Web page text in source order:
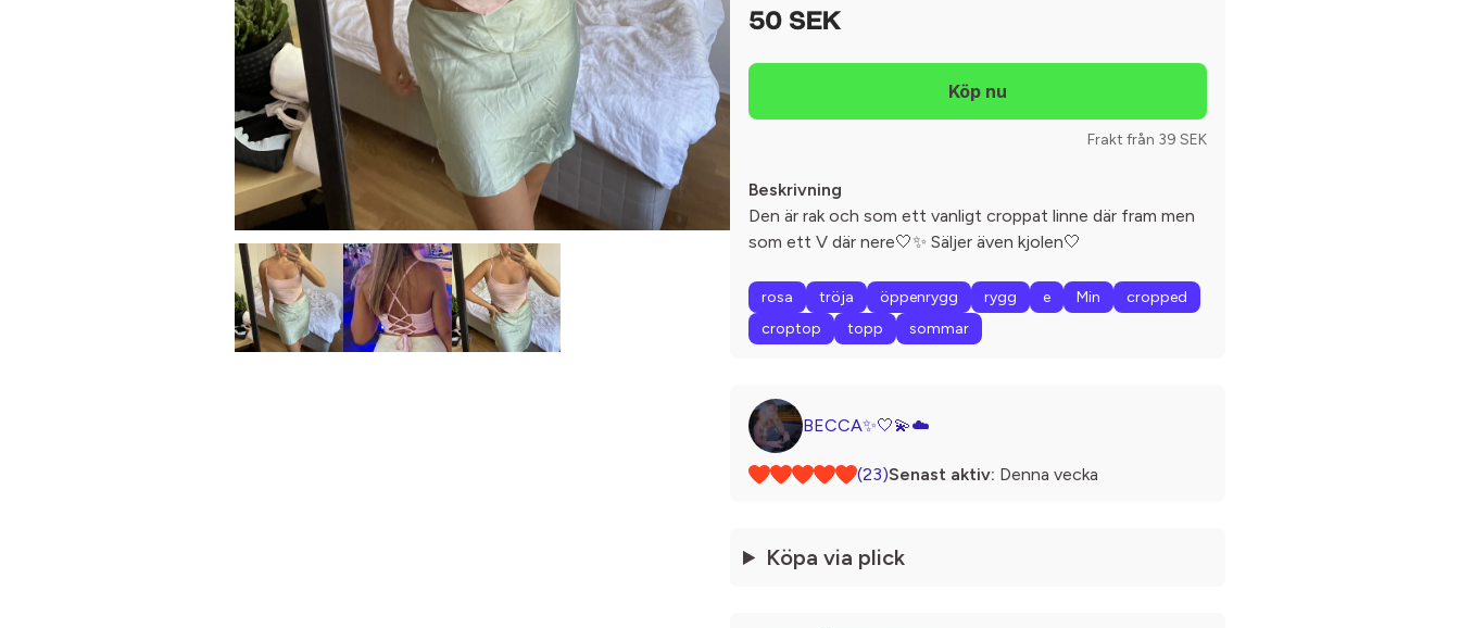
50 SEK
Frakt från 39 SEK
Beskrivning
Den är rak och som ett vanligt croppat linne där fram men
som ett V där nere🤍✨ Säljer även kjolen🤍
rosa tröja öppenrygg rygg e Min
cropped
croptop
topp sommar
BECCA✨🤍💫☁️
(23)Senast aktiv: Denna vecka
Köpa via plick